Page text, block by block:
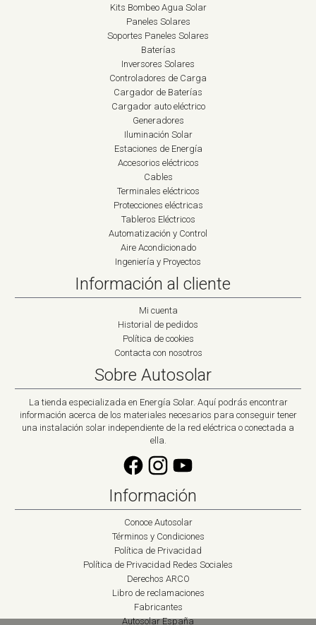
Kits Bombeo Agua Solar
Paneles Solares
Soportes Paneles Solares
Baterías
Inversores Solares
Controladores de Carga
Cargador de Baterías
Cargador auto eléctrico
Generadores
Iluminación Solar
Estaciones de Energía
Accesorios eléctricos
Cables
Terminales eléctricos
Protecciones eléctricas
Tableros Eléctricos
Automatización y Control
Aire Acondicionado
Ingeniería y Proyectos
Información al cliente
Mi cuenta
Historial de pedidos
Política de cookies
Contacta con nosotros
Sobre Autosolar
La tienda especializada en Energía Solar. Aquí podrás encontrar
información acerca de los materiales necesarios para conseguir tener
una instalación solar independiente de la red eléctrica o conectada a
ella.
Información
Conoce Autosolar
Términos y Condiciones
Política de Privacidad
Política de Privacidad Redes Sociales
Derechos ARCO
Libro de reclamaciones
Fabricantes
Autosolar España